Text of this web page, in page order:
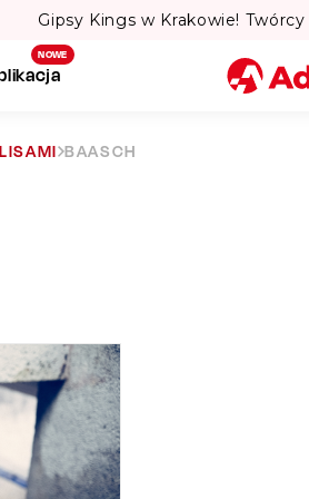
NOWE
BAASCH